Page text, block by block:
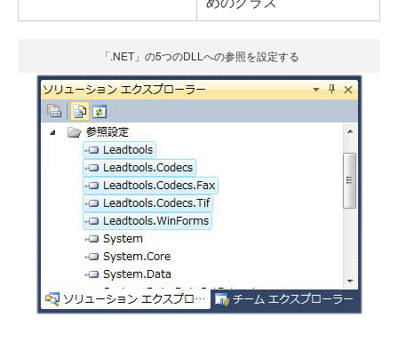
「.NET」の5つのDLLへの参照を設定する